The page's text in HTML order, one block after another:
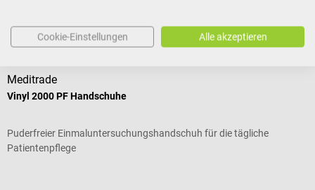
Kunden kauften auch
Meditrade
Vinyl 2000 PF Handschuhe
Puderfreier Einmaluntersuchungshandschuh für die tägliche
Patientenpflege
Cookie-Einstellungen Alle akzeptieren